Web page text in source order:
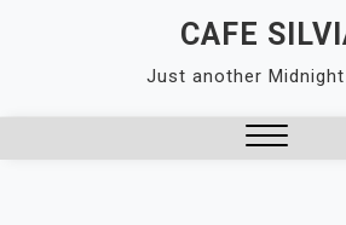
CAFE
Just another Midnight